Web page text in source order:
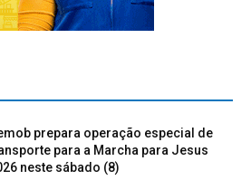
prepara operação especial de
para a Marcha para Jesus
neste sábado (8)